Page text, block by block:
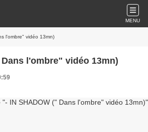
MENU
l'ombre" vidéo 13mn)
Dans l'ombre" vidéo 13mn)